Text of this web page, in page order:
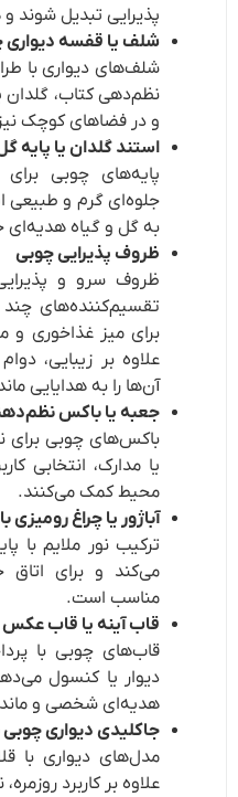
پذیرایی تبدیل شوند
شلف یا قفسه دیواری
شلف‌های دیواری با
نظم‌دهی کتاب،
و در فضاهای کوچک
استند گلدان یا پایه
پایه‌های چوبی برای
جلوه‌ای گرم و طبیعی
به گل و گیاه
ظروف پذیرایی چوبی
ظروف سرو و
تقسیم‌کننده‌های چند
برای میز غذاخوری و
علاوه بر زیبایی،
آن‌ها را به هدایایی
جعبه یا باکس
باکس‌های چوبی برای
یا مدارک، انتخابی
محیط کمک می‌کنند.
آباژور یا چراغ رومیزی
ترکیب نور ملایم با
می‌کند و برای اتاق
مناسب است.
قاب آینه یا قاب
قاب‌های چوبی با
دیوار یا کنسول
هدیه‌ای شخصی و
جاکلیدی دیواری چوبی
مدل‌های دیواری با
علاوه بر کاربرد